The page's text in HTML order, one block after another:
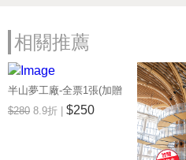
相關推薦
半山夢工廠-全票1張(加贈
購物金$100) 享樂券
$280 8.9折 | $250